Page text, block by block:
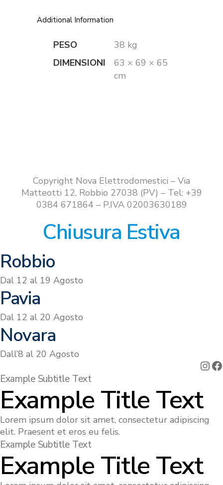
Additional Information
PESO
38 kg
DIMENSIONI
63 × 69 × 65
cm
Copyright Nova Elettrodomestici – Via
Matteotti 12, Robbio 27038 (PV) – Tel: +39
0384 671864 – P.IVA 02003630189
Chiusura Estiva
Robbio
Dal 12 al 19 Agosto
Pavia
Dal 12 al 20 Agosto
Novara
Dall’8 al 20 Agosto
Example Subtitle Text
Example Title Text
Lorem ipsum dolor sit amet, consectetur adipiscing
elit. Praesent et eros eu felis.
Example Subtitle Text
Example Title Text